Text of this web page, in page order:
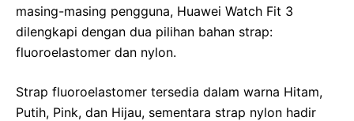
masing-masing pengguna, Huawei Watch Fit 3
dilengkapi dengan dua pilihan bahan strap:
fluoroelastomer dan nylon.
Strap fluoroelastomer tersedia dalam warna Hitam,
Putih, Pink, dan Hijau, sementara strap nylon hadir